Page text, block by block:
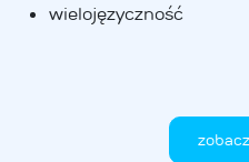
wielojęzyczność